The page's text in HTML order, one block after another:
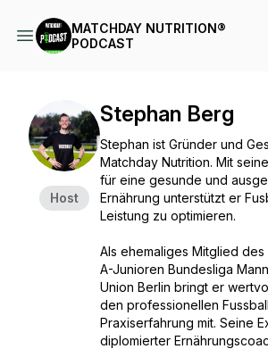
MATCHDAY NUTRITION®
PODCAST
Host
Stephan Berg
Stephan ist Gründer und
Matchday Nutrition. Mit
für eine gesunde und
Ernährung unterstützt er
Leistung zu optimieren.
Als ehemaliges Mitglied
A-Junioren Bundesliga
Union Berlin bringt er
den professionellen
Praxiserfahrung mit. Seine
diplomierter